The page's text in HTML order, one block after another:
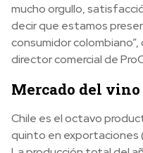
mucho orgullo,
decir que estamos
consumidor
director comercial de
Mercado del vino
Chile es el octavo
quinto en exportaciones